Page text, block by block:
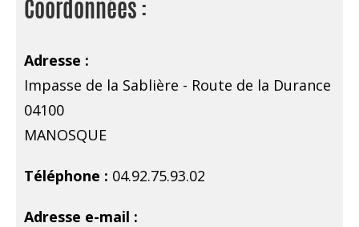
Coordonnées :
Adresse :
Impasse de la Sablière - Route de la Durance
04100
MANOSQUE
Téléphone : 04.92.75.93.02
Adresse e-mail :